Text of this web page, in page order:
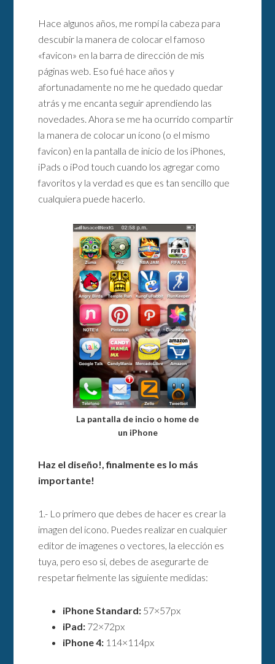
Hace algunos años, me rompí la cabeza para
descubir la manera de colocar el famoso
«favicon» en la barra de dirección de mis
páginas web. Eso fué hace años y
afortunadamente no me he quedado quedar
atrás y me encanta seguir aprendiendo las
novedades. Ahora se me ha ocurrido compartir
la manera de colocar un ícono (o el mismo
favicon) en la pantalla de inicio de los iPhones,
iPads o iPod touch cuando los agregar como
favoritos y la verdad es que es tan sencillo que
cualquiera puede hacerlo.
La pantalla de incio o home de
un iPhone
Haz el diseño!, finalmente es lo más
importante!
1.- Lo primero que debes de hacer es crear la
imagen del icono. Puedes realizar en cualquier
editor de imagenes o vectores, la elección es
tuya, pero eso si, debes de asegurarte de
respetar fielmente las siguiente medidas:
iPhone Standard: 57×57px
iPad: 72×72px
iPhone 4: 114×114px